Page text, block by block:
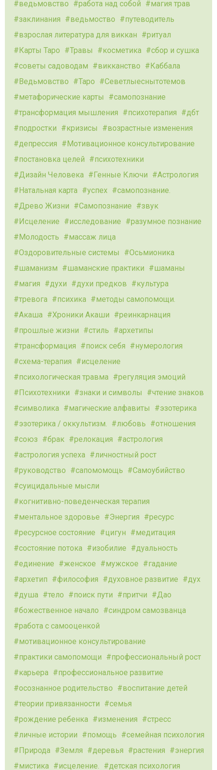
ведьмовство работа над собой
магия трав
заклинания
ведьмоство
путеводитель
взрослая литература для виккан
ритуал
Карты Таро
Травы косметика
сбор и сушка
советы садоводам
викканство
Каббала
Ведьмовство
Таро
Севетлыеснытотемов
метафорические карты
самопознание
трансформация мышления
психотерапия
дбт
подростки
кризисы
возрастные изменения
депрессия
Мотивационное консультирование
постановка целей
психотехники
Дизайн Человека
Генные Ключи
Астрология
Натальная карта
успех
самопознание.
Древо Жизни
Самопознание
звук
Исцеление
исследование
разумное познание
Молодость
массаж лица
Оздоровительные системы
Осьмионика
шаманизм
шаманские практики
шаманы
магия
духи духи предков
культура
тревога
психика
методы самопомощи.
Акаша
Хроники Акаши
реинкарнация
прошлые жизни
стиль
архетипы
трансформация
поиск себя
нумерология
схема-терапия
исцеление
психологическая травма
регуляция эмоций
Психотехники
знаки и символы
чтение знаков
символика
магические алфавиты
эзотерика
эзотерика / оккультизм.
любовь
отношения
союз
брак релокация
астрология
астрология успеха
личностный рост
руководство
сапомомощь
Самоубийство
суицидальные мысли
когнитивно-поведенческая терапия
ментальное здоровье
Энергия
ресурс
ресурсное состояние
цигун
медитация
состояние потока
изобилие
дуальность
единение
женское мужское
гадание
архетип
философия духовное развитие
дух
душа
тело поиск пути притчи
Дао
божественное начало
синдром самозванца
работа с самооценкой
мотивационное консультирование
практики самопомощи
профессиональный рост
карьера
профессиональное развитие
осознанное родительство
воспитание детей
теории привязанности
семья
рождение ребенка
изменения
стресс
личные истории
помощь
семейная психология
Природа
Земля деревья растения
энергия
мистика
исцеление.
детская психология